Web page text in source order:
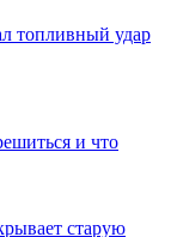
топливный удар
и что
старую